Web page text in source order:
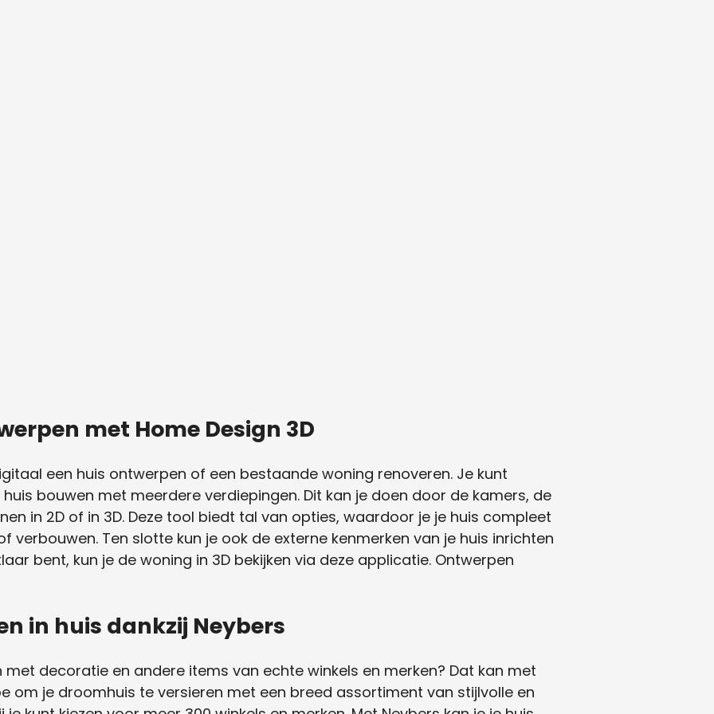
met Home Design 3D
een huis ontwerpen of een bestaande woning renoveren. Je kunt
huis bouwen met meerdere verdiepingen. Dit kan je doen door de kamers, de
in 2D of in 3D. Deze tool biedt tal van opties, waardoor je je huis compleet
verbouwen. Ten slotte kun je ook de externe kenmerken van je huis inrichten
bent, kun je de woning in 3D bekijken via deze applicatie. Ontwerpen
in huis dankzij Neybers
met decoratie en andere items van echte winkels en merken? Dat kan met
om je droomhuis te versieren met een breed assortiment van stijlvolle en